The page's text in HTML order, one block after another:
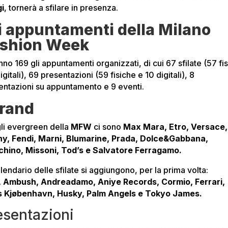
, tornerà a sfilare in presenza.
appuntamenti della Milano
Week
169 gli appuntamenti organizzati, di cui 67 sfilate (57
69 presentazioni (59 fisiche e 10 digitali), 8
su appuntamento e 9 eventi.
evergreen della MFW ci sono Max Mara, Etro, Versace,
Fendi, Marni, Blumarine, Prada, Dolce&Gabbana,
Missoni, Tod’s e Salvatore Ferragamo.
delle sfilate si aggiungono, per la prima volta:
Ambush, Andreadamo, Aniye Records, Cormio, Ferrari,
Kjøbenhavn, Husky, Palm Angels e Tokyo James.